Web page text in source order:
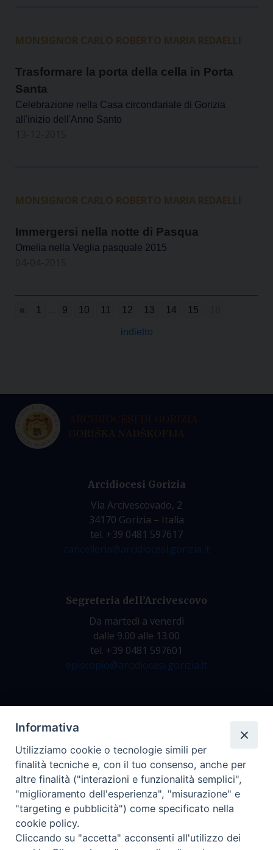
MONSIGNOR CARLO ROBERTO MARIA REDAELLI
Trasformare la porta della cella in Porta
Santa
Celebrazione nella Casa circondariale di Gorizia
all'inizio dell'Anno Santo
MONSIGNOR CARLO ROBERTO MARIA REDAELLI
Immergersi nella notte di Pasqua
Omelia nella Veglia pasquale 2015
« 1 9 10 11 12 13 14 15
indietro
Arcidiocesi Gorizia
Via Arcivescovado, 2
34170 Gorizia – Italia
tel. +39 0481 597617
cancelleria@arcidiocesi.gorizia.it
Segreteria dell’Arcivescovo
Da martedì a venerdì
dalle 9.00 alle 13.00
tel. +39 0481 597601
episcopio@arcidiocesi.gorizia.it
dalle 9.00 alle 12.30
tel. +39 0481 597628
archivio@arcidiocesi.gorizia.it
Ufficio Comunicazioni Sociali
Informativa
Utilizziamo cookie o tecnologie simili per
finalità tecniche e, con il tuo consenso, anche per
altre finalità ("interazioni e funzionalità semplici",
"miglioramento dell'esperienza", "misurazione" e
"targeting e pubblicità") come specificato nella
cookie policy.
Cliccando su "accetta" acconsenti all'utilizzo dei